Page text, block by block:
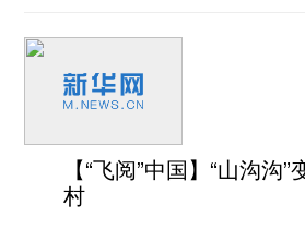
【“飞阅”中国】“山沟沟
村